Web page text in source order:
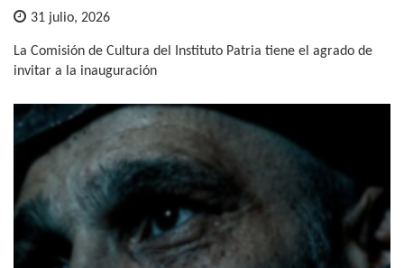
31 julio, 2026
La Comisión de Cultura del Instituto Patria tiene el agrado de
invitar a la inauguración